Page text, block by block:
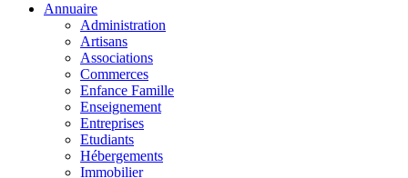
Annuaire
Administration
Artisans
Associations
Commerces
Enfance Famille
Enseignement
Entreprises
Etudiants
Hébergements
Immobilier